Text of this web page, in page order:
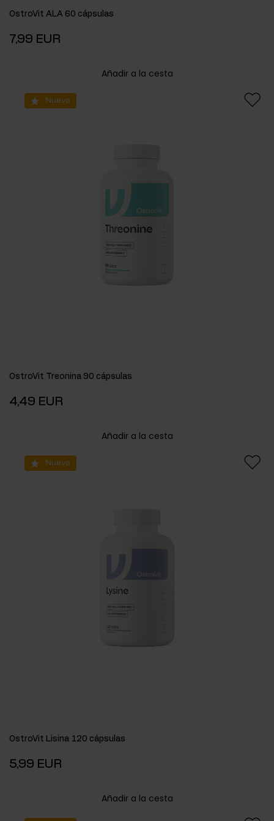
OstroVit ALA 60 cápsulas
7,99 EUR
Añadir a la cesta
Nuevo
OstroVit Treonina 90 cápsulas
4,49 EUR
Añadir a la cesta
Nuevo
OstroVit Lisina 120 cápsulas
5,99 EUR
Añadir a la cesta